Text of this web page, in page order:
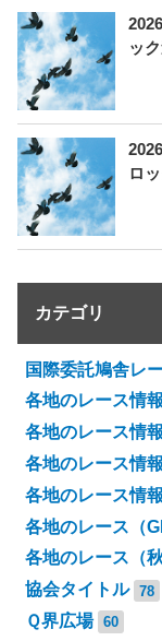
ッ
ロ
カテゴリ
国際委託鳩舎レ
各地のレース情
各地のレース情
各地のレース情
各地のレース情
各地のレース（
各地のレース（
協会タイトル 78
Ｑ界広場 60